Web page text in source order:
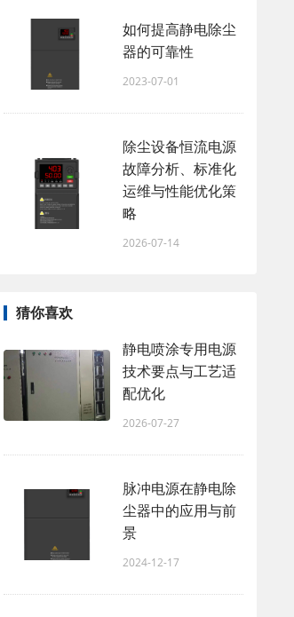
如何提高静电除尘
器的可靠性
2023-07-01
除尘设备恒流电源
故障分析、标准化
运维与性能优化策
略
2026-07-14
猜你喜欢
静电喷涂专用电源
技术要点与工艺适
配优化
2026-07-27
脉冲电源在静电除
尘器中的应用与前
景
2024-12-17